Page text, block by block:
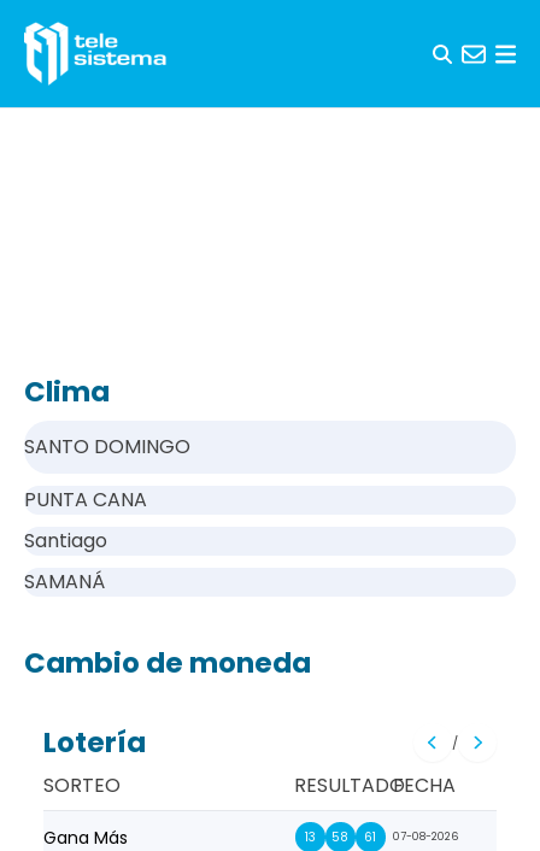
Clima
SANTO DOMINGO
PUNTA CANA
Santiago
SAMANÁ
Cambio de moneda
Lotería /
SORTEO RESULTADOFECHA
Gana Más 13 58 61 07-08-2026